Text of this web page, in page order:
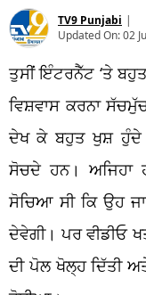
TV9 Punjabi |
Updated On:02
ਤੁਸੀਂ ਇੰਟਰਨੈੱਟ ‘ਤੇ
ਵਿਸ਼ਵਾਸ ਕਰਨਾ
ਦੇਖ ਕੇ ਬਹੁਤ ਖੁਸ਼ ਹੁੰਦੇ
ਸੋਚਦੇ ਹਨ। ਅਜਿਹਾ
ਸੋਚਿਆ ਸੀ ਕਿ ਉਹ
ਦੇਵੇਗੀ। ਪਰ ਵੀਡੀਓ
ਦੀ ਪੋਲ ਖੋਲ੍ਹ ਦਿੱਤੀ